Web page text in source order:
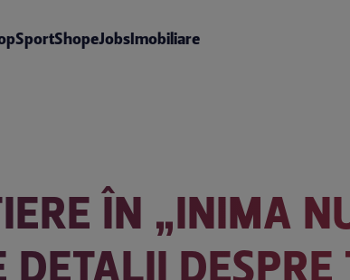
SportShopeJobsImobiliare
ÎN „INIMA
DESPRE